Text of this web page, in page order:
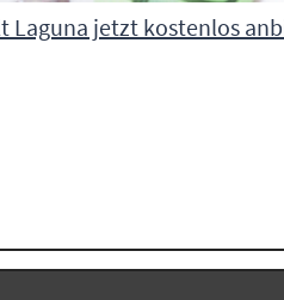
Laguna jetzt kostenlos